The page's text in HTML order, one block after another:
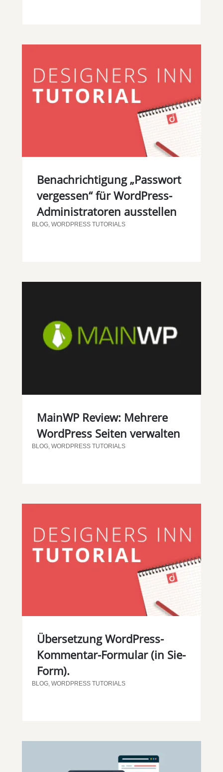
Benachrichtigung „Passwort
vergessen“ für WordPress-
Administratoren ausstellen
BLOG, WORDPRESS TUTORIALS
MainWP Review: Mehrere
WordPress Seiten verwalten
BLOG, WORDPRESS TUTORIALS
Übersetzung WordPress-
Kommentar-Formular (in Sie-
Form).
BLOG, WORDPRESS TUTORIALS